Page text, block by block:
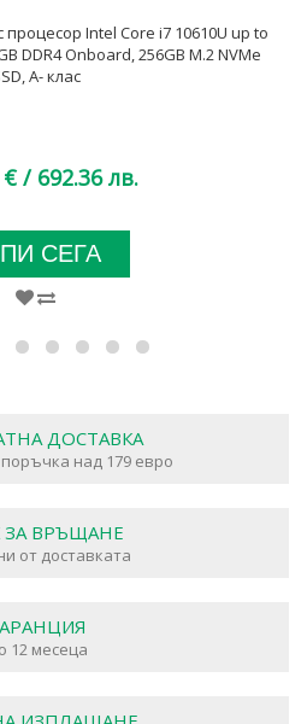
Intel Core i7 10610U up to
DDR4 Onboard, 256GB M.2 NVMe
A- клас
/ 692.36 лв.
СЕГА
ДОСТАВКА
над 179 евро
ЗА ВРЪЩАНЕ
от доставката
12 месеца